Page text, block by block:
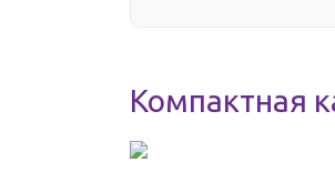
Компактная